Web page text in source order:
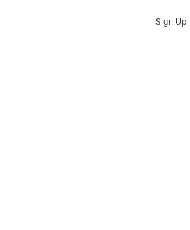
Sign Up